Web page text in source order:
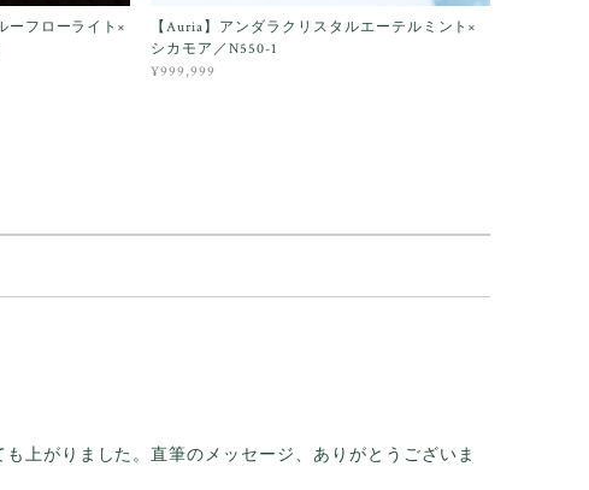
ーフローライト×
【Auria】アンダラクリスタルエーテルミント×
シカモア／N550-1
¥999,999
上がりました。直筆のメッセージ、ありがとうございま